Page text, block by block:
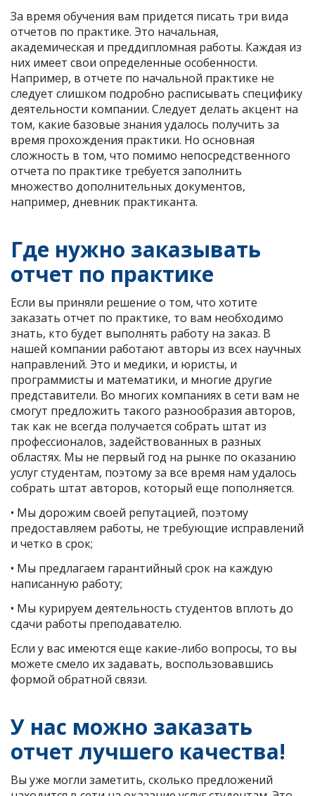
За время обучения вам придется писать три вида
отчетов по практике. Это начальная,
академическая и преддипломная работы. Каждая из
них имеет свои определенные особенности.
Например, в отчете по начальной практике не
следует слишком подробно расписывать специфику
деятельности компании. Следует делать акцент на
том, какие базовые знания удалось получить за
время прохождения практики. Но основная
сложность в том, что помимо непосредственного
отчета по практике требуется заполнить
множество дополнительных документов,
например, дневник практиканта.
Где нужно заказывать
отчет по практике
Если вы приняли решение о том, что хотите
заказать отчет по практике, то вам необходимо
знать, кто будет выполнять работу на заказ. В
нашей компании работают авторы из всех научных
направлений. Это и медики, и юристы, и
программисты и математики, и многие другие
представители. Во многих компаниях в сети вам не
смогут предложить такого разнообразия авторов,
так как не всегда получается собрать штат из
профессионалов, задействованных в разных
областях. Мы не первый год на рынке по оказанию
услуг студентам, поэтому за все время нам удалось
собрать штат авторов, который еще пополняется.
• Мы дорожим своей репутацией, поэтому
предоставляем работы, не требующие исправлений
и четко в срок;
• Мы предлагаем гарантийный срок на каждую
написанную работу;
• Мы курируем деятельность студентов вплоть до
сдачи работы преподавателю.
Если у вас имеются еще какие-либо вопросы, то вы
можете смело их задавать, воспользовавшись
формой обратной связи.
У нас можно заказать
отчет лучшего качества!
Вы уже могли заметить, сколько предложений